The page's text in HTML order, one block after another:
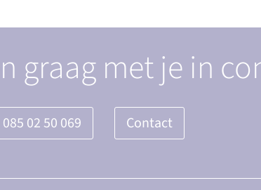
graag met je in
085 02 50 069 Contact